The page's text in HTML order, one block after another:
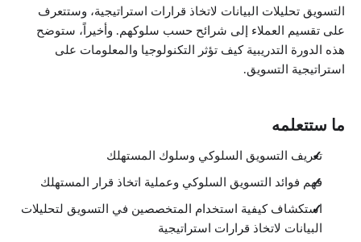
التسويق تحليلات البيانات لاتخاذ قرارات استراتيجية، وستتعرف
على تقسيم العملاء إلى شرائح حسب سلوكهم. وأخيراً، ستوضح
هذه الدورة التدريبية كيف تؤثر التكنولوجيا والمعلومات على
استراتيجية التسويق.
ما ستتعلمه
تعريف التسويق السلوكي وسلوك المستهلك
فهم فوائد التسويق السلوكي وعملية اتخاذ قرار المستهلك
استكشاف كيفية استخدام المتخصصين في التسويق لتحليلات
البيانات لاتخاذ قرارات استراتيجية